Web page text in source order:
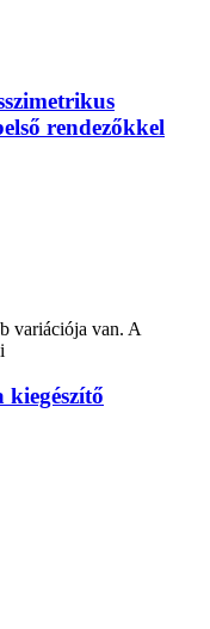
rendezőkkel
variációja van. A